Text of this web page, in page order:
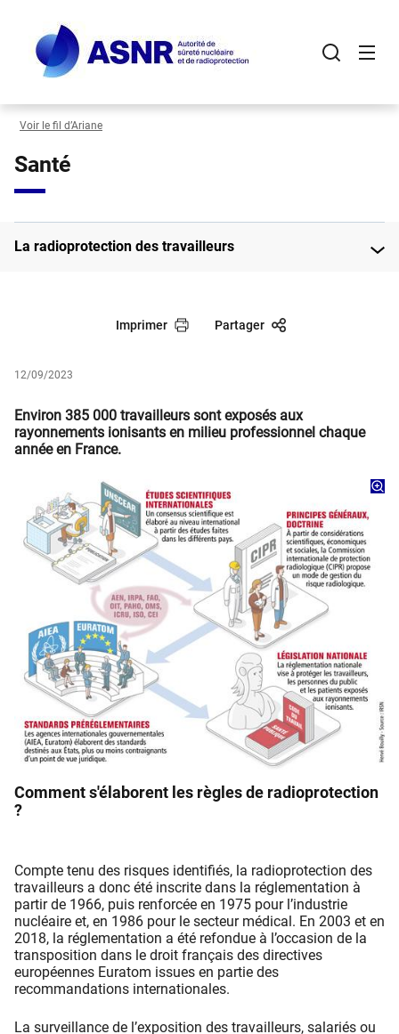
contenu
principal
Voir le fil d’Ariane
Santé
La radioprotection des travailleurs
Imprimer Partager
12/09/2023
Environ 385 000 travailleurs sont exposés aux
rayonnements ionisants en milieu professionnel chaque
année en France.
Comment s'élaborent les règles de radioprotection
?
Compte tenu des risques identifiés, la radioprotection des
travailleurs a donc été inscrite dans la réglementation à
partir de 1966, puis renforcée en 1975 pour l’industrie
nucléaire et, en 1986 pour le secteur médical. En 2003 et en
2018, la réglementation a été refondue à l’occasion de la
transposition dans le droit français des directives
européennes Euratom issues en partie des
recommandations internationales.
La surveillance de l’exposition des travailleurs, salariés ou